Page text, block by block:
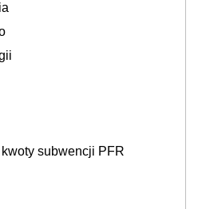
subwencji PFR